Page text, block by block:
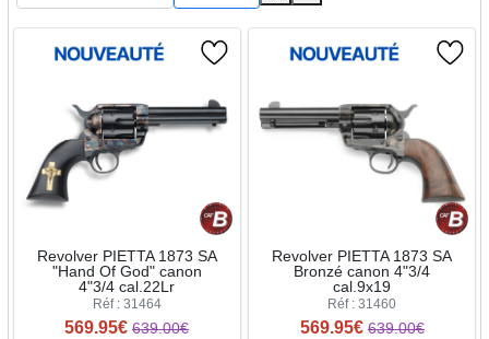
Revolver PIETTA 1873 SA
"Hand Of God" canon
4"3/4 cal.22Lr
Réf : 31464
569.95€ 639.00€
Revolver PIETTA 1873 SA
Bronzé canon 4"3/4
cal.9x19
Réf : 31460
569.95€ 639.00€